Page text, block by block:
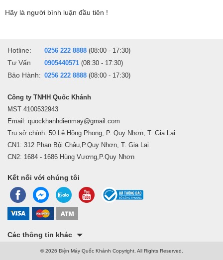
Hãy là người bình luận đầu tiên !
Hotline: 0256 222 8888 (08:00 - 17:30)
Tư Vấn 0905440571 (08:30 - 17:30)
Bảo Hành: 0256 222 8888 (08:00 - 17:30)
Công ty TNHH Quốc Khánh
MST 4100532943
Email: quockhanhdienmay@gmail.com
Trụ sở chính: 50 Lê Hồng Phong, P. Quy Nhơn, T. Gia Lai
CN1: 312 Phan Bội Châu,P.Quy Nhơn, T. Gia Lai
CN2: 1684 - 1686 Hùng Vương,P.Quy Nhơn
Kết nối với chúng tôi
Các thông tin khác
© 2026 Điện Máy Quốc Khánh Copyright, All Rights Reserved.